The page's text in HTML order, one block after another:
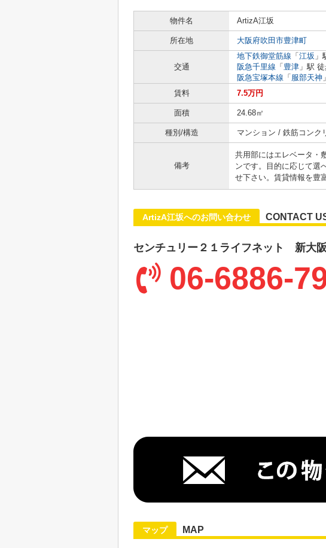
物件名
ArtizA江坂
所在地 大阪府吹田市豊津町
交通
地下鉄御堂筋線 「 江坂 」
阪急千里線 「 豊津 」駅
阪急宝塚本線 「 服部天神
賃料
7.5万円
面積 24.68㎡
種別/構造 マンション / 鉄筋コンク
備考
共用部にはエレベータ・
ンです。目的に応じて選
せ下さい。賃貸情報を豊
ArtizA江坂へのお問い合わせ CONTACT
センチュリー２１ライフネット 新大
06-6886-
マップ MAP